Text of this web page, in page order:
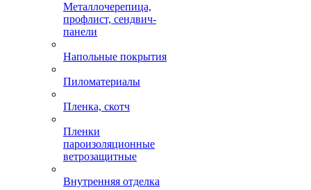
Металлочерепица,
профлист, сендвич-
панели
Напольные покрытия
Пиломатериалы
Пленка, скотч
Пленки
пароизоляционные
ветрозащитные
Внутренняя отделка